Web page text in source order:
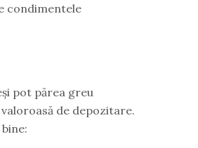
condimentele
pot părea greu
de depozitare.